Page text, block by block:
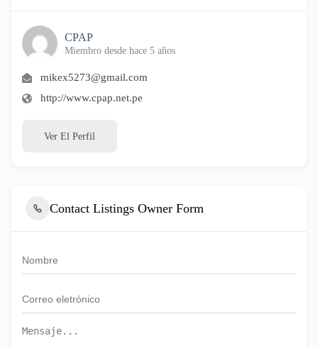
CPAP
Miembro desde hace 5 años
mikex5273@gmail.com
http://www.cpap.net.pe
Ver El Perfil
Contact Listings Owner Form